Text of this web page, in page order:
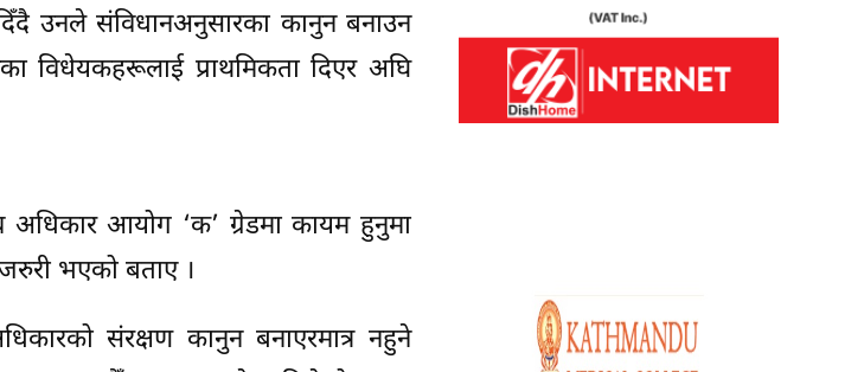
उनले संविधानअनुसारका कानुन बनाउन
विधेयकहरूलाई प्राथमिकता दिएर अघि
अधिकार आयोग ‘क’ ग्रेडमा कायम हुनुमा
भएको बताए ।
संरक्षण कानुन बनाएरमात्र नहुने